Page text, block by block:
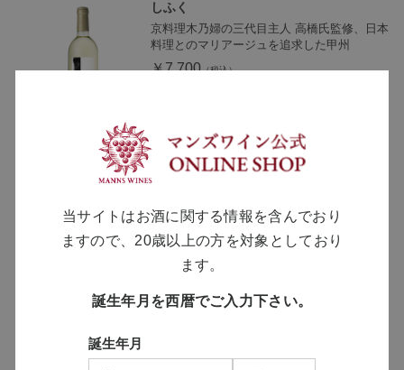
しふく
京料理木乃婦の三代目主人 高橋氏監修、日本
料理とのマリアージュを追求した甲州
￥7,700
MANNS WINE
当サイトはお酒に関する情報を含んでおり
ますので、20歳以上の方を対象としており
ます。
誕生年月を西暦でご入力下さい。
誕生年月